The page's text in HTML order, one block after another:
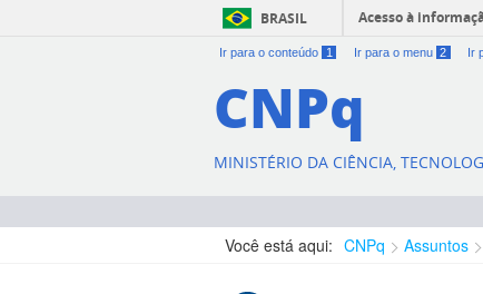
BRASIL Acesso à
Ir para o conteúdo 1 Ir para o menu 2 Ir
CNPq
MINISTÉRIO DA CIÊNCIA,
Você está aqui: CNPq Assuntos